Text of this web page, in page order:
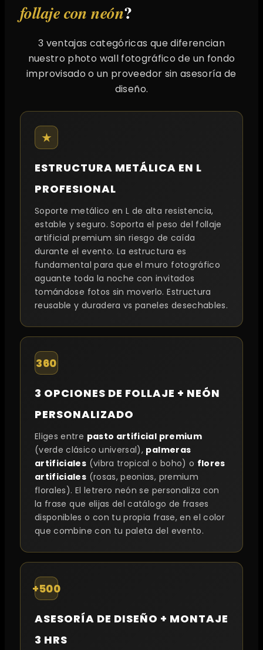
follaje con neón?
3 ventajas categóricas que diferencian
nuestro photo wall fotográfico de un fondo
improvisado o un proveedor sin asesoría de
diseño.
★
ESTRUCTURA METÁLICA EN L
PROFESIONAL
Soporte metálico en L de alta resistencia,
estable y seguro. Soporta el peso del follaje
artificial premium sin riesgo de caída
durante el evento. La estructura es
fundamental para que el muro fotográfico
aguante toda la noche con invitados
tomándose fotos sin moverlo. Estructura
reusable y duradera vs paneles desechables.
360
3 OPCIONES DE FOLLAJE + NEÓN
PERSONALIZADO
Eliges entre pasto artificial premium
(verde clásico universal), palmeras
artificiales (vibra tropical o boho) o flores
artificiales (rosas, peonias, premium
florales). El letrero neón se personaliza con
la frase que elijas del catálogo de frases
disponibles o con tu propia frase, en el color
que combine con tu paleta del evento.
+500
ASESORÍA DE DISEÑO + MONTAJE
3 HRS